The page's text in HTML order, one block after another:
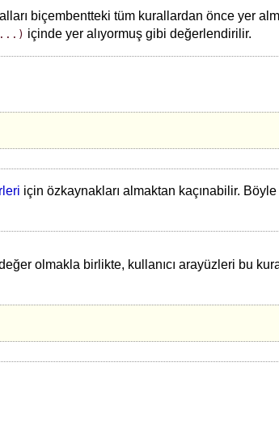
biçembentteki tüm kurallardan önce yer
içinde yer alıyormuş gibi değerlendirilir.
için özkaynakları almaktan kaçınabilir.
olmakla birlikte, kullanıcı arayüzleri bu